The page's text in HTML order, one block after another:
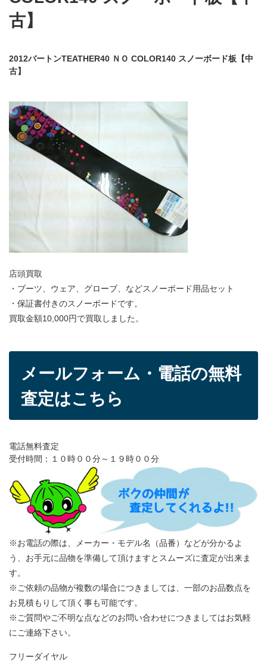
古】
2012バートンTEATHER40 ＮＯ COLOR140 スノーボード板【中
古】
店頭買取
・ブーツ、ウェア、グローブ、などスノーボード用品セット
・保証書付きのスノーボードです。
買取金額10,000円で買取しました。
メールフォーム・電話の無料
査定はこちら
電話無料査定
受付時間：１０時００分～１９時００分
※お電話の際は、メーカー・モデル名（品番）などが分かるよ
う、お手元に品物を準備して頂けますとスムーズに査定が出来ま
す。
※ご依頼の品物が複数の場合につきましては、一部のお品数点を
お見積もりして頂く事も可能です。
※ご質問やご不明な点などのお問い合わせにつきましてはお気軽
にご連絡下さい。
フリーダイヤル